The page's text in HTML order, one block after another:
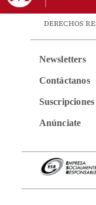
DERECHOS
Newsletters
Contáctanos
Suscripciones
Anúnciate